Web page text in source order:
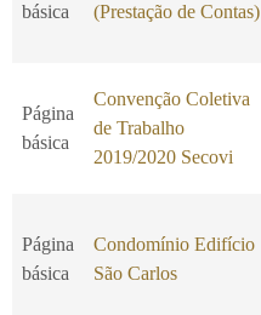
básica
(Prestação de Contas)
Página
básica
Convenção Coletiva
de Trabalho
2019/2020 Secovi
Página
básica
Condomínio Edifício
São Carlos